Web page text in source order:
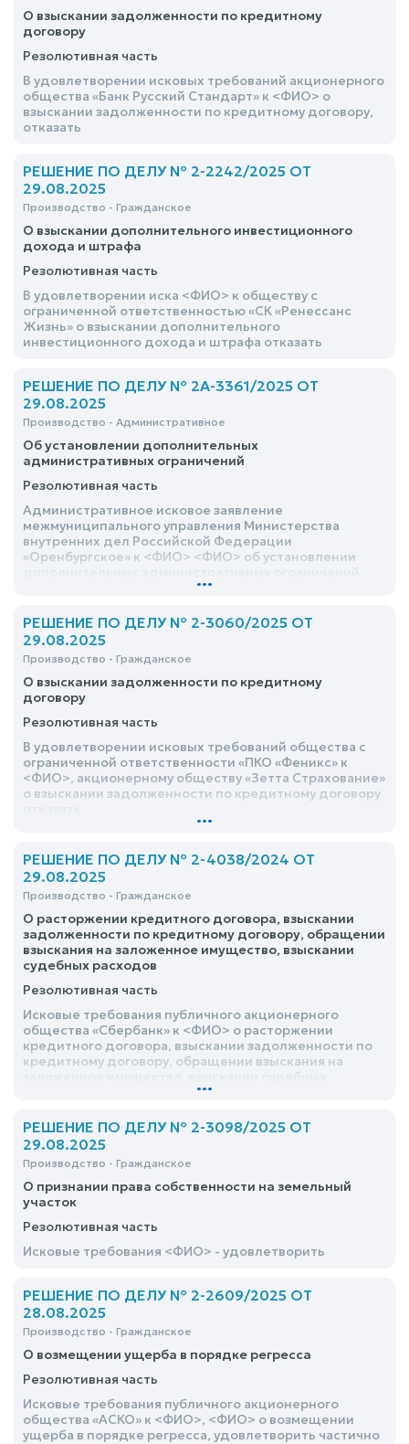
О взыскании задолженности по кредитному
договору
Резолютивная часть
В удовлетворении исковых требований акционерного
общества «Банк Русский Стандарт» к <ФИО> о
взыскании задолженности по кредитному договору,
отказать
РЕШЕНИЕ ПО ДЕЛУ № 2-2242/2025 ОТ
29.08.2025
Производство - Гражданское
О взыскании дополнительного инвестиционного
дохода и штрафа
Резолютивная часть
В удовлетворении иска <ФИО> к обществу с
ограниченной ответственностью «СК «Ренессанс
Жизнь» о взыскании дополнительного
инвестиционного дохода и штрафа отказать
РЕШЕНИЕ ПО ДЕЛУ № 2А-3361/2025 ОТ
29.08.2025
Производство - Административное
Об установлении дополнительных
административных ограничений
Резолютивная часть
Административное исковое заявление
межмуниципального управления Министерства
внутренних дел Российской Федерации
«Оренбургское» к <ФИО> <ФИО> об установлении
...
РЕШЕНИЕ ПО ДЕЛУ № 2-3060/2025 ОТ
29.08.2025
Производство - Гражданское
О взыскании задолженности по кредитному
договору
Резолютивная часть
В удовлетворении исковых требований общества с
ограниченной ответственности «ПКО «Феникс» к
<ФИО>, акционерному обществу «Зетта Страхование»
о взыскании задолженности по кредитному договору
...
РЕШЕНИЕ ПО ДЕЛУ № 2-4038/2024 ОТ
29.08.2025
Производство - Гражданское
О расторжении кредитного договора, взыскании
задолженности по кредитному договору, обращении
взыскания на заложенное имущество, взыскании
судебных расходов
Резолютивная часть
Исковые требования публичного акционерного
общества «Сбербанк» к <ФИО> о расторжении
кредитного договора, взыскании задолженности по
кредитному договору, обращении взыскания на
расходов, удовлетворить частично
...
РЕШЕНИЕ ПО ДЕЛУ № 2-3098/2025 ОТ
29.08.2025
Производство - Гражданское
О признании права собственности на земельный
участок
Резолютивная часть
Исковые требования <ФИО> - удовлетворить
РЕШЕНИЕ ПО ДЕЛУ № 2-2609/2025 ОТ
28.08.2025
Производство - Гражданское
О возмещении ущерба в порядке регресса
Резолютивная часть
Исковые требования публичного акционерного
общества «АСКО» к <ФИО>, <ФИО> о возмещении
ущерба в порядке регресса, удовлетворить частично